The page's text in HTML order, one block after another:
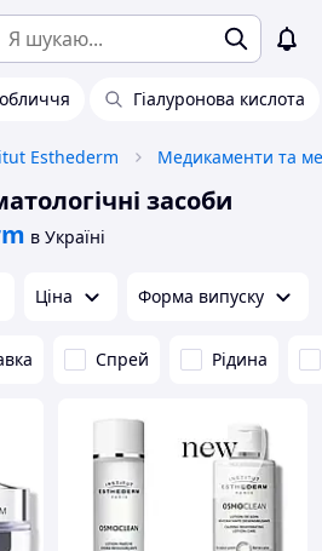
Гіалуронова кислота
Esthederm Медикаменти та
засоби
в Україні
Ціна Форма випуску
Спрей Рідина